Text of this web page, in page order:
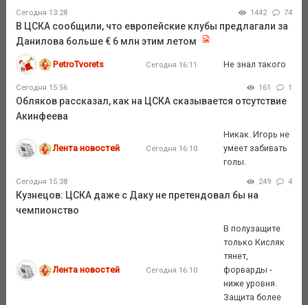
Сегодня 13:28 1442 74
В ЦСКА сообщили, что европейские клубы предлагали за
Данилова больше € 6 млн этим летом
PetroTvorets Сегодня 16:11 Не знал такого
Сегодня 15:56 161 1
Обляков рассказал, как на ЦСКА сказывается отсутствие
Акинфеева
Лента новостей Сегодня 16:10
Никак. Игорь не
умеет забивать
голы.
Сегодня 15:38 249 4
Кузнецов: ЦСКА даже с Даку не претендовал бы на
чемпионство
Лента новостей Сегодня 16:10
В полузащите
только Кисляк
тянет,
форварды -
ниже уровня.
Защита более